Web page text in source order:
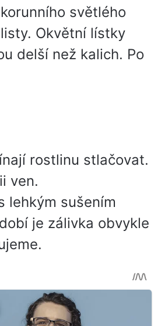
světlého
Okvětní lístky
delší než kalich. Po
rostlinu stlačovat.
ven.
lehkým sušením
je zálivka obvykle